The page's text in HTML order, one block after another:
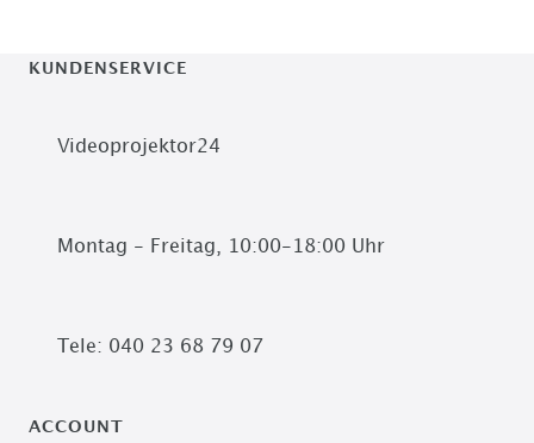
KUNDENSERVICE
Videoprojektor24
Montag - Freitag, 10:00-18:00 Uhr
Tele: 040 23 68 79 07
ACCOUNT